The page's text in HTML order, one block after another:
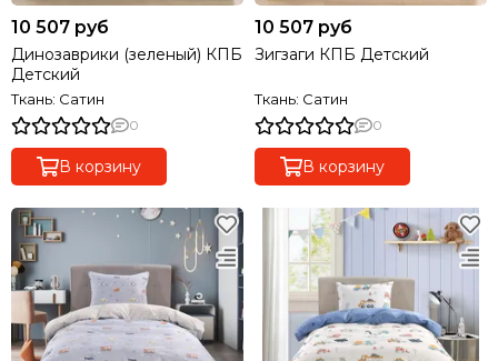
10 507 руб
Динозаврики (зеленый) КПБ
Детский
Ткань: Сатин
0
В корзину
10 507 руб
Зигзаги КПБ Детский
Ткань: Сатин
0
В корзину